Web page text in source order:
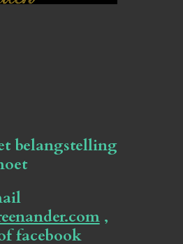
belangstelling
,
facebook